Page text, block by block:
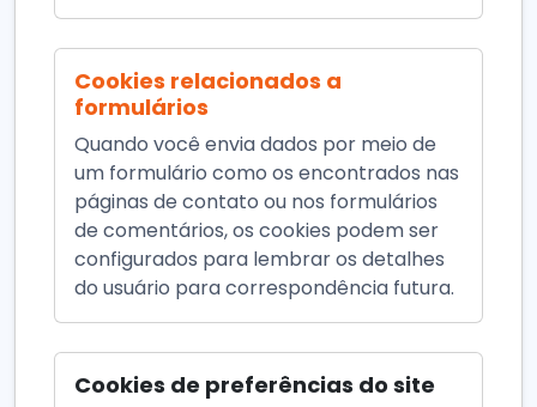
Cookies relacionados a
formulários
Quando você envia dados por meio de
um formulário como os encontrados nas
páginas de contato ou nos formulários
de comentários, os cookies podem ser
configurados para lembrar os detalhes
do usuário para correspondência futura.
Cookies de preferências do site